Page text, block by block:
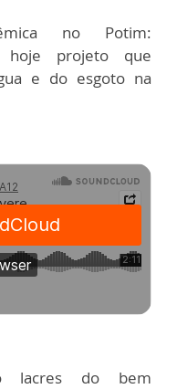
no Potim:
hoje projeto que
e do esgoto na
lacres do bem